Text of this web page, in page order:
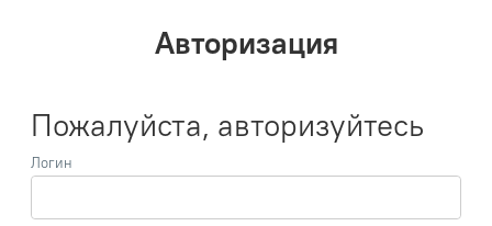
Авторизация
Пожалуйста, авторизуйтесь
Логин